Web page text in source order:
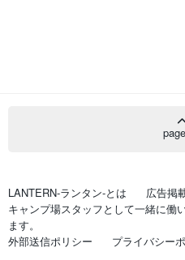
LANTERN-ランタン-とは
広告掲
キャンプ場スタッフとして一緒に働
ます。
外部送信ポリシー
プライバシー